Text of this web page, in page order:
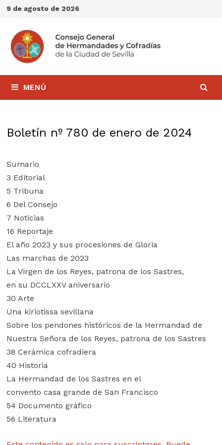
Saltar
contenido
9 de agosto de 2026
MENÚ
Boletín nº 780 de enero de 2024
Sumario
3 Editorial
5 Tribuna
6 Del Consejo
7 Noticias
16 Reportaje
El año 2023 y sus procesiones de Gloria
Las marchas de 2023
La Virgen de los Reyes, patrona de los Sastres,
en su DCCLXXV aniversario
30 Arte
Una kiriotissa sevillana
Sobre los pendones históricos de la Hermandad de
Nuestra Señora de los Reyes, patrona de los Sastres
38 Cerámica cofradiera
40 Historia
La Hermandad de los Sastres en el
convento casa grande de San Francisco
54 Documento gráfico
56 Literatura